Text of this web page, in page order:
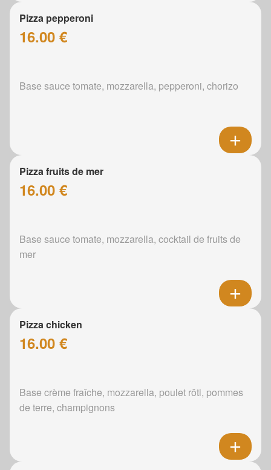
Pizza pepperoni
16.00 €
Base sauce tomate, mozzarella, pepperoni, chorizo
Pizza fruits de mer
16.00 €
Base sauce tomate, mozzarella, cocktail de fruits de
mer
Pizza chicken
16.00 €
Base crème fraîche, mozzarella, poulet rôti, pommes
de terre, champignons